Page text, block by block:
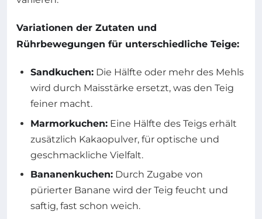
Variationen der Zutaten und
Rührbewegungen für unterschiedliche Teige:
Sandkuchen: Die Hälfte oder mehr des Mehls
wird durch Maisstärke ersetzt, was den Teig
feiner macht.
Marmorkuchen: Eine Hälfte des Teigs erhält
zusätzlich Kakaopulver, für optische und
geschmackliche Vielfalt.
Bananenkuchen: Durch Zugabe von
pürierter Banane wird der Teig feucht und
saftig, fast schon weich.